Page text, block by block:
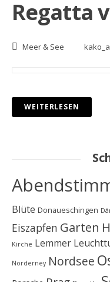
Regatta
Meer & See
WEITERLESEN
Blüte Donaueschingen
Eiszapfen Garten
Kirche Lemmer
Norderney Nordsee